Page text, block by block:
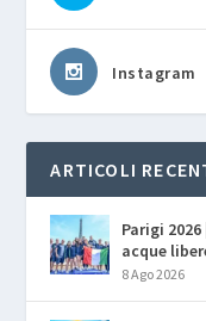
Instagram
ARTICOLI
Parigi
acque
8 Ago 2026